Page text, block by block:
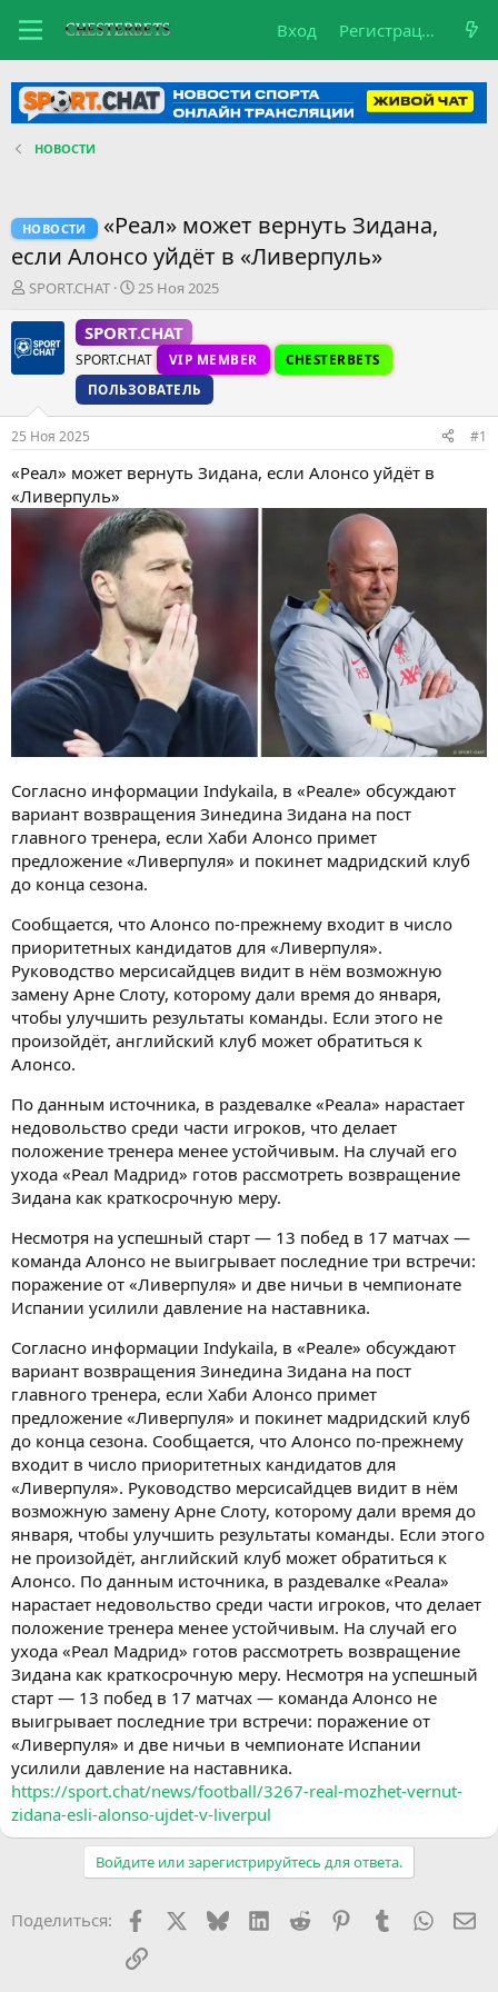
Вход Регистрация
НОВОСТИ
НОВОСТИ
«Реал» может вернуть Зидана,
если Алонсо уйдёт в «Ливерпуль»
А
т
о
е
м
ы
SPORT.CHAT
Д
т
а
н
а
ч
л
а
25 Ноя 2025
SPORT.CHAT
SPORT.CHAT VIP MEMBER
CHESTERBETS
ПОЛЬЗОВАТЕЛЬ
25 Ноя 2025 #1
«Реал» может вернуть Зидана, если Алонсо уйдёт в
«Ливерпуль»
Согласно информации Indykaila, в «Реале» обсуждают
вариант возвращения Зинедина Зидана на пост
главного тренера, если Хаби Алонсо примет
предложение «Ливерпуля» и покинет мадридский клуб
до конца сезона.
Сообщается, что Алонсо по-прежнему входит в число
приоритетных кандидатов для «Ливерпуля».
Руководство мерсисайдцев видит в нём возможную
замену Арне Слоту, которому дали время до января,
чтобы улучшить результаты команды. Если этого не
произойдёт, английский клуб может обратиться к
Алонсо.
По данным источника, в раздевалке «Реала» нарастает
недовольство среди части игроков, что делает
положение тренера менее устойчивым. На случай его
ухода «Реал Мадрид» готов рассмотреть возвращение
Зидана как краткосрочную меру.
Несмотря на успешный старт — 13 побед в 17 матчах —
команда Алонсо не выигрывает последние три встречи:
поражение от «Ливерпуля» и две ничьи в чемпионате
Испании усилили давление на наставника.
Согласно информации Indykaila, в «Реале» обсуждают
вариант возвращения Зинедина Зидана на пост
главного тренера, если Хаби Алонсо примет
предложение «Ливерпуля» и покинет мадридский клуб
до конца сезона. Сообщается, что Алонсо по-прежнему
входит в число приоритетных кандидатов для
«Ливерпуля». Руководство мерсисайдцев видит в нём
возможную замену Арне Слоту, которому дали время до
января, чтобы улучшить результаты команды. Если этого
не произойдёт, английский клуб может обратиться к
Алонсо. По данным источника, в раздевалке «Реала»
нарастает недовольство среди части игроков, что делает
положение тренера менее устойчивым. На случай его
ухода «Реал Мадрид» готов рассмотреть возвращение
Зидана как краткосрочную меру. Несмотря на успешный
старт — 13 побед в 17 матчах — команда Алонсо не
выигрывает последние три встречи: поражение от
«Ливерпуля» и две ничьи в чемпионате Испании
усилили давление на наставника.
https://sport.chat/news/football/3267-real-mozhet-vernut-
zidana-esli-alonso-ujdet-v-liverpul
Войдите или зарегистрируйтесь для ответа.
Поделиться: FacebookX (Twitter)
BlueskyLinkedIn
Reddit PinterestTumblr
Ссылка